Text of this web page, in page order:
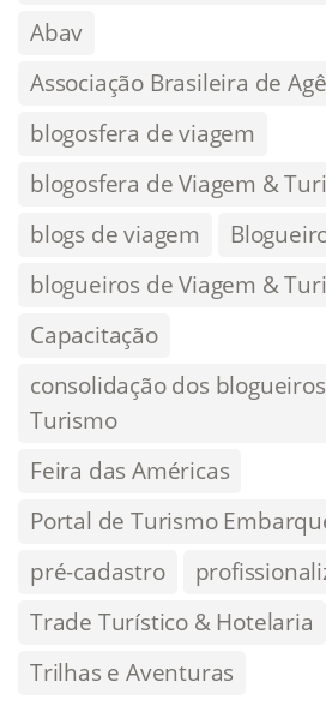
Abav
Associação Brasileira de
blogosfera de viagem
blogosfera de Viagem &
blogs de viagem
blogueiros de Viagem &
Capacitação
consolidação dos
Turismo
Feira das Américas
Portal de Turismo
pré-cadastro
Trade Turístico & Hotelaria
Trilhas e Aventuras